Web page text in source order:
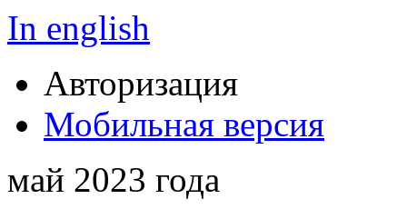
In english
Авторизация
Мобильная версия
май 2023 года